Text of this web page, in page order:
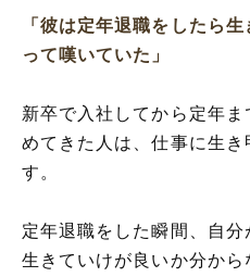
「彼は定年退職をしたら
って嘆いていた」
新卒で入社してから定年
めてきた人は、仕事に生
す。
定年退職をした瞬間、自分
生きていけが良いか分から